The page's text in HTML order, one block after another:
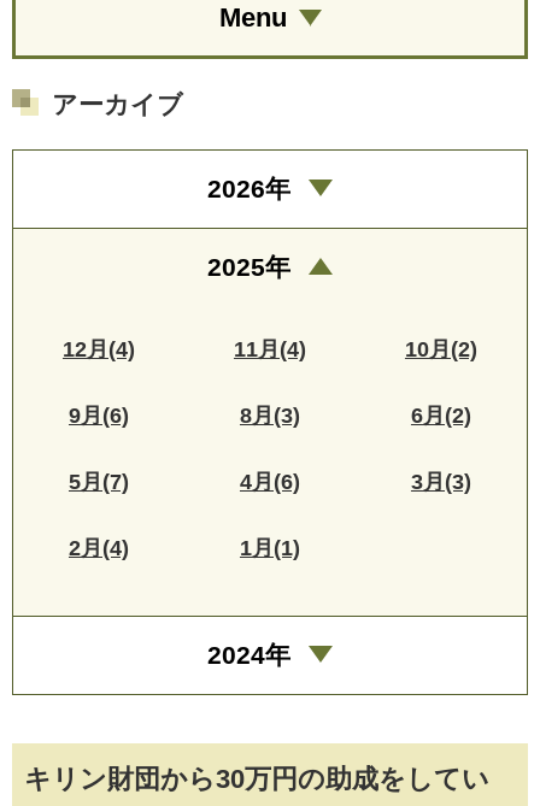
キリン財団から30万円の助成をしてい
Menu
アーカイブ
2026年
2025年
12月(4) 11月(4) 10月(2)
9月(6) 8月(3) 6月(2)
5月(7) 4月(6) 3月(3)
2月(4) 1月(1)
2024年